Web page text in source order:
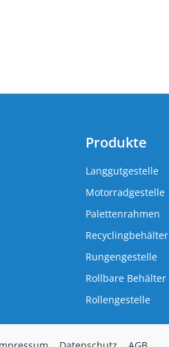
Produkte
Langgutgestelle
Motorradgestelle
Palettenrahmen
Recyclingbehälter
Rungengestelle
Rollbare Behälter
Rollengestelle